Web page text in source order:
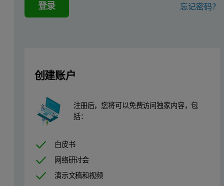
登录 忘记密码？
创建账户
注册后，您将可以免费访问独家内容，包
括：
白皮书
网络研讨会
演示文稿和视频